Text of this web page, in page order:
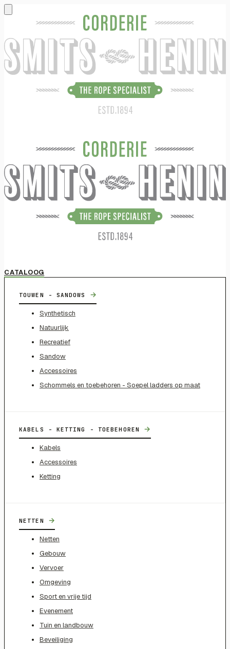
CATALOOG
TOUWEN - SANDOWS →
Synthetisch
Natuurlijk
Recreatief
Sandow
Accessoires
Schommels en toebehoren - Soepel ladders op maat
KABELS - KETTING - TOEBEHOREN →
Kabels
Accessoires
Ketting
NETTEN →
Netten
Gebouw
Vervoer
Omgeving
Sport en vrije tijd
Evenement
Tuin en landbouw
Beveiliging